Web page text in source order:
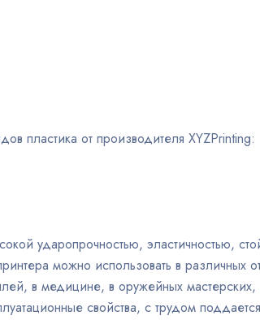
пластика от производителя XYZPrinting:
ударопрочностью, эластичностью,
можно использовать в различных
в медицине, в оружейных
свойства, с трудом